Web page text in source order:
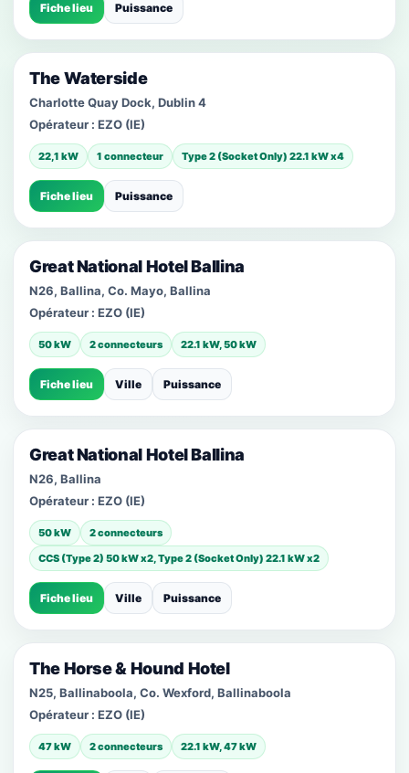
Fiche lieu Puissance
The Waterside
Charlotte Quay Dock, Dublin 4
Opérateur : EZO (IE)
22,1 kW 1 connecteur Type 2 (Socket Only) 22.1 kW x4
Fiche lieu Puissance
Great National Hotel Ballina
N26, Ballina, Co. Mayo, Ballina
Opérateur : EZO (IE)
50 kW 2 connecteurs 22.1 kW, 50 kW
Fiche lieu Ville Puissance
Great National Hotel Ballina
N26, Ballina
Opérateur : EZO (IE)
50 kW
2 connecteurs
CCS (Type 2) 50 kW x2, Type 2 (Socket Only) 22.1 kW x2
Fiche lieu Ville Puissance
The Horse & Hound Hotel
N25, Ballinaboola, Co. Wexford, Ballinaboola
Opérateur : EZO (IE)
47 kW 2 connecteurs 22.1 kW, 47 kW